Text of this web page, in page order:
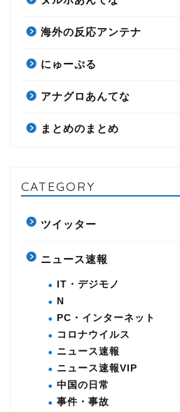
海外の反応アンテナ
にゅーぷる
アナグロあんてな
まとめのまとめ
CATEGORY
ツイッター
ニュース速報
IT・デジモノ
N
PC・インターネット
コロナウイルス
ニュース速報
ニュース速報VIP
中国の日常
事件・事故